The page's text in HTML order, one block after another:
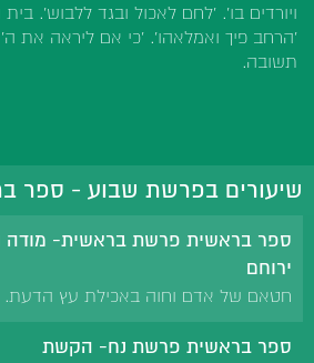
ויורדים בו'. 'לחם לאכול ובגד ללבוש'.
'הרחב פיך ואמלאהו'. 'כי אם ליראה את
תשובה.
שיעורים בפרשת שבוע - ספר
ספר בראשית פרשת בראשית- מודה
ירוחם
חטאם של אדם וחוה באכילת עץ
מעלת ההודאה על חטא. 'מכסה פשעיו לא
ספר בראשית פרשת נח- הקשת